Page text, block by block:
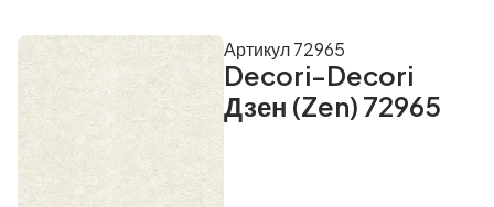
Decori-Decori
Дзен (Zen) 72965
Артикул 72965